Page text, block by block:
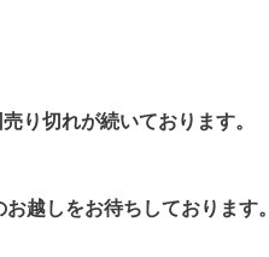
売り切れが続いております。
越しをお待ちしております。